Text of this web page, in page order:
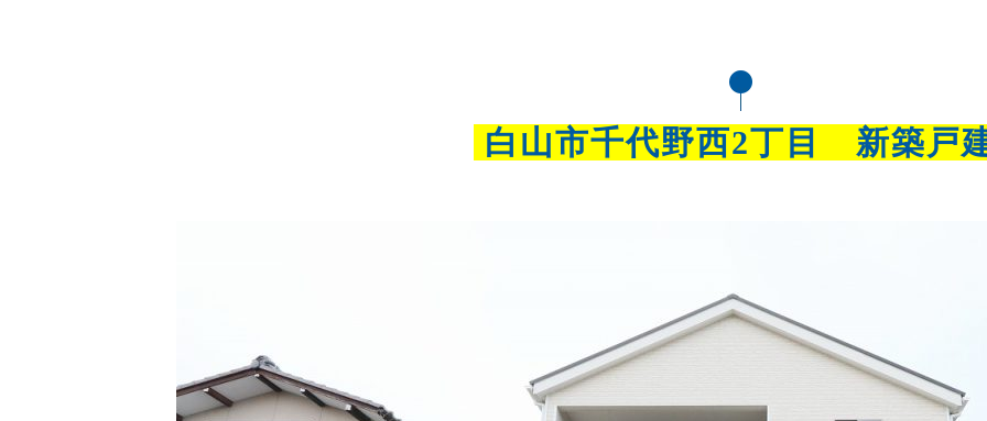
白山市千代野西2丁目 新築戸